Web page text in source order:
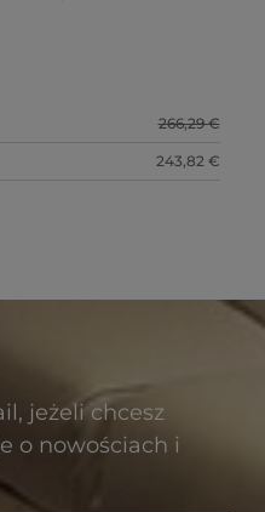
266,29 €
243,82 €
jeżeli chcesz
o nowościach i